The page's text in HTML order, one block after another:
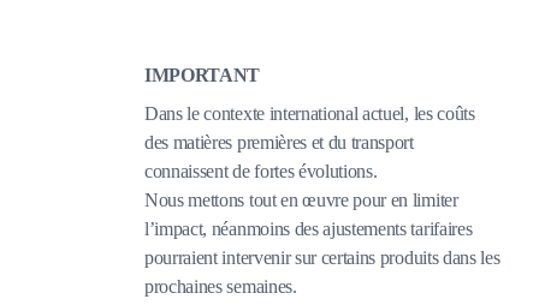
IMPORTANT
Dans le contexte international actuel, les coûts
des matières premières et du transport
connaissent de fortes évolutions.
Nous mettons tout en œuvre pour en limiter
l’impact, néanmoins des ajustements tarifaires
pourraient intervenir sur certains produits dans les
prochaines semaines.